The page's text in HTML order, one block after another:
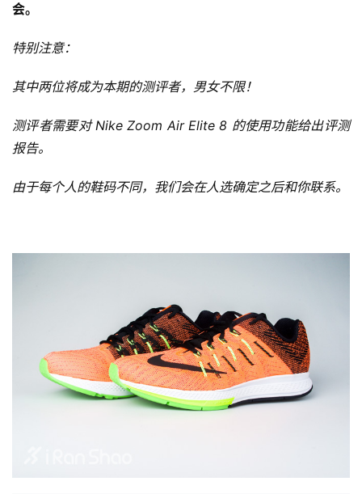
会。
特别注意：
其中两位将成为本期的测评者，男女不限！
测评者需要对 Nike Zoom Air Elite 8 的使用功能给出评测
报告。
由于每个人的鞋码不同，我们会在人选确定之后和你联系。